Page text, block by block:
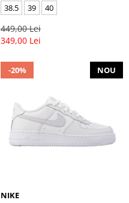
38.5
39 40
449,00 Lei
349,00 Lei
-20% NOU
NIKE